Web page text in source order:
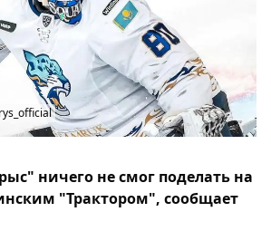
ничего не смог поделать на
"Трактором", сообщает